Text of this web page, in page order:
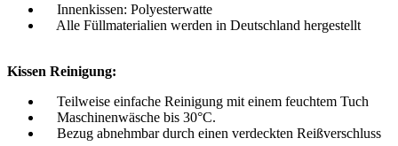
Innenkissen: Polyesterwatte
Alle Füllmaterialien werden in Deutschland hergestellt
Kissen Reinigung:
Teilweise einfache Reinigung mit einem feuchtem Tuch
Maschinenwäsche bis 30°C.
Bezug abnehmbar durch einen verdeckten Reißverschluss